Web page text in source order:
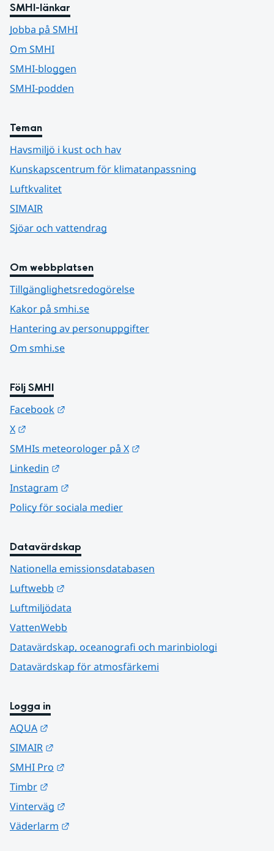
SMHI-länkar
Jobba på SMHI
Om SMHI
SMHI-bloggen
SMHI-podden
Teman
Havsmiljö i kust och hav
Kunskapscentrum för klimatanpassning
Luftkvalitet
SIMAIR
Sjöar och vattendrag
Om webbplatsen
Tillgänglighetsredogörelse
Kakor på smhi.se
Hantering av personuppgifter
Om smhi.se
Följ SMHI
Facebook
X
SMHIs meteorologer på X
Linkedin
Instagram
Policy för sociala medier
Datavärdskap
Nationella emissionsdatabasen
Luftwebb
Luftmiljödata
VattenWebb
Datavärdskap, oceanografi och marinbiologi
Datavärdskap för atmosfärkemi
Logga in
AQUA
SIMAIR
SMHI Pro
Timbr
Vinterväg
Väderlarm